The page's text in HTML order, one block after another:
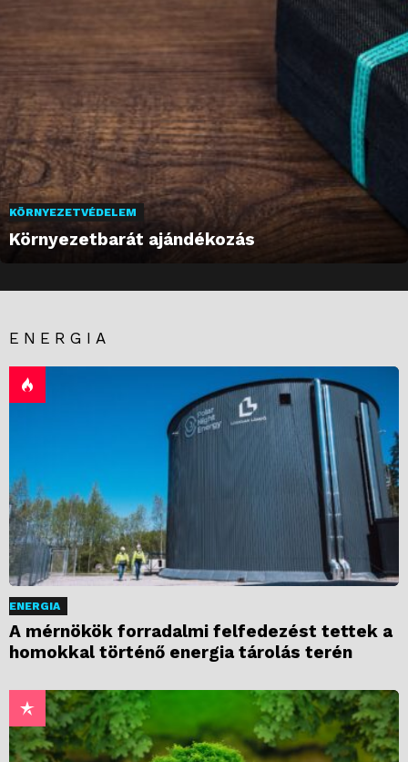
KÖRNYEZETVÉDELEM
Környezetbarát ajándékozás
ENERGIA
ENERGIA
A mérnökök forradalmi felfedezést tettek a
homokkal történő energia tárolás terén